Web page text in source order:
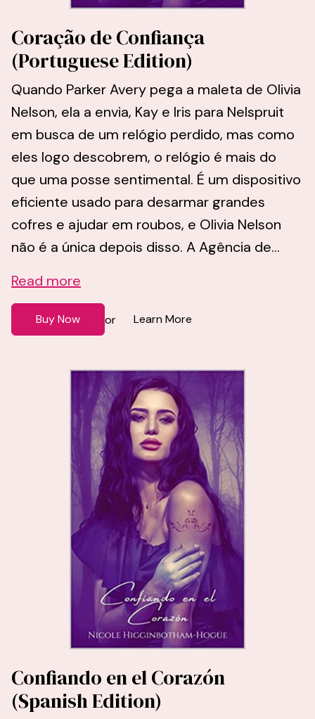
Coração de Confiança
(Portuguese Edition)
Quando Parker Avery pega a maleta de Olivia
Nelson, ela a envia, Kay e Iris para Nelspruit
em busca de um relógio perdido, mas como
eles logo descobrem, o relógio é mais do
que uma posse sentimental. É um dispositivo
eficiente usado para desarmar grandes
cofres e ajudar em roubos, e Olivia Nelson
não é a única depois disso. A Agência de...
Read more
Buy Now or Learn More
Confiando en el Corazón
(Spanish Edition)